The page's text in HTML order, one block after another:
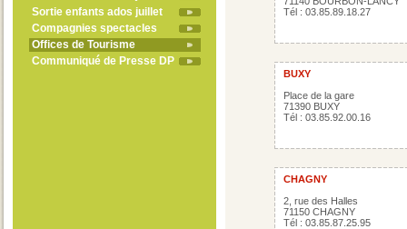
Sortie enfants ados juillet
Compagnies spectacles
Offices de Tourisme
Communiqué de Presse DP
Tél : 03.85.89.18.27
BUXY
Place de la gare
71390 BUXY
Tél : 03.85.92.00.16
CHAGNY
2, rue des Halles
71150 CHAGNY
Tél : 03.85.87.25.95